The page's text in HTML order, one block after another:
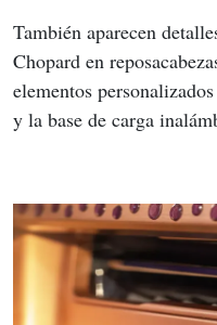
También aparecen
Chopard en
elementos
y la base de carga